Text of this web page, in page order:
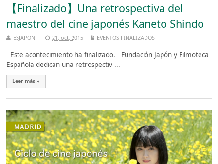
【Finalizado】Una retrospectiva del
maestro del cine japonés Kaneto Shindo
ESJAPON 21, oct, 2015 EVENTOS FINALIZADOS
Este acontecimiento ha finalizado. Fundación Japón y Filmoteca
Española dedican una retrospectiv ...
Leer más »